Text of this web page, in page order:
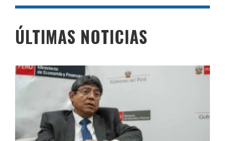
ÚLTIMAS NOTICIAS